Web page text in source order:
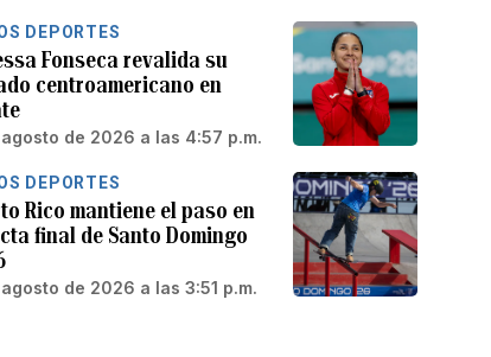
DEPORTES
Fonseca revalida su
centroamericano en
de 2026 a las 4:57 p.m.
DEPORTES
Rico mantiene el paso en
final de Santo Domingo
de 2026 a las 3:51 p.m.